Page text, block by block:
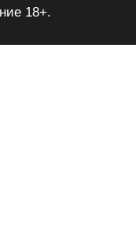
18+.